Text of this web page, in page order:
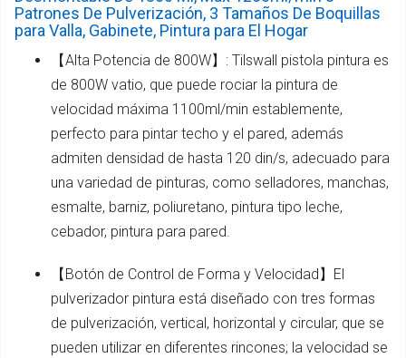
Patrones De Pulverización, 3 Tamaños De Boquillas
para Valla, Gabinete, Pintura para El Hogar
【Alta Potencia de 800W】: Tilswall pistola pintura es
de 800W vatio, que puede rociar la pintura de
velocidad máxima 1100ml/min establemente,
perfecto para pintar techo y el pared, además
admiten densidad de hasta 120 din/s, adecuado para
una variedad de pinturas, como selladores, manchas,
esmalte, barniz, poliuretano, pintura tipo leche,
cebador, pintura para pared.
【Botón de Control de Forma y Velocidad】El
pulverizador pintura está diseñado con tres formas
de pulverización, vertical, horizontal y circular, que se
pueden utilizar en diferentes rincones; la velocidad se